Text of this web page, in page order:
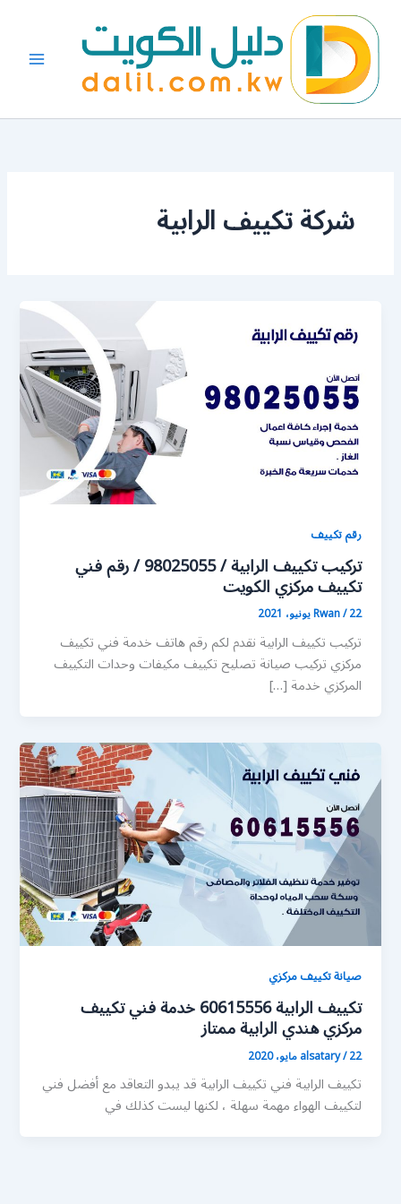
المحتوى
شركة تكييف الرابية
رقم تكييف
تركيب تكييف الرابية / 98025055 / رقم فني
تكييف مركزي الكويت
Rwan/22 يونيو، 2021
تركيب تكييف الرابية نقدم لكم رقم هاتف خدمة فني تكييف
مركزي تركيب صيانة تصليح تكييف مكيفات وحدات التكييف
المركزي خدمة […]
صيانة تكييف مركزي
تكييف الرابية 60615556 خدمة فني تكييف
مركزي هندي الرابية ممتاز
alsatary/22 مايو، 2020
تكييف الرابية فني تكييف الرابية قد يبدو التعاقد مع أفضل فني
لتكييف الهواء مهمة سهلة ، لكنها ليست كذلك في